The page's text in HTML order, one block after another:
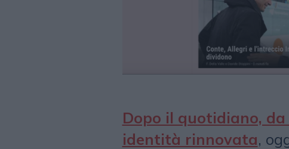
Dopo il quotidiano,
identità rinnovata,